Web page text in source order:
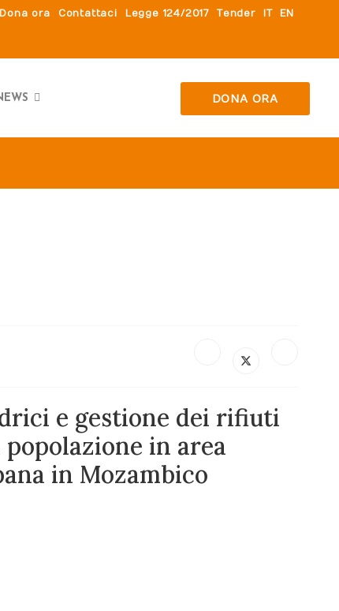
Dona ora Contattaci Legge 124/2017 Tender IT EN
DONA ORA
e gestione dei rifiuti
in area
in Mozambico